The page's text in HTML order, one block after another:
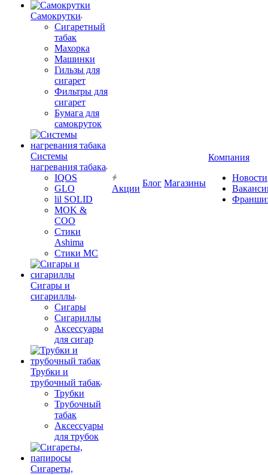
Самокрутки
Сигаретный
табак
Махорка
Машинки
Гильзы для
сигарет
Фильтры для
сигарет
Бумага для
самокруток
Системы
нагревания табака
IQOS
GLO
lil SOLID
MOK &
COO
Стики
Ashima
Стики MC
Сигары и
сигариллы
Сигары
Сигариллы
Аксессуары
для сигар
Трубки и
трубочный табак
Трубки
Трубочный
табак
Аксессуары
для трубок
Сигареты,
Акции
Блог Магазины
Компания
Новости